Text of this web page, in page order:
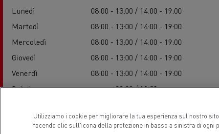
Lunedì
08:00 - 13:00 / 14:00 - 19:00
Martedì
08:00 - 13:00 / 14:00 - 19:00
Mercoledì
08:00 - 13:00 / 14:00 - 19:00
Giovedì
08:00 - 13:00 / 14:00 - 19:00
Venerdì
08:00 - 13:00 / 14:00 - 19:00
Sabato
08:00 / 12:30
Utilizziamo i cookie per migliorare la tua esperienza sul nostro
facendo clic sull'icona della protezione in basso a sinistra di ogni